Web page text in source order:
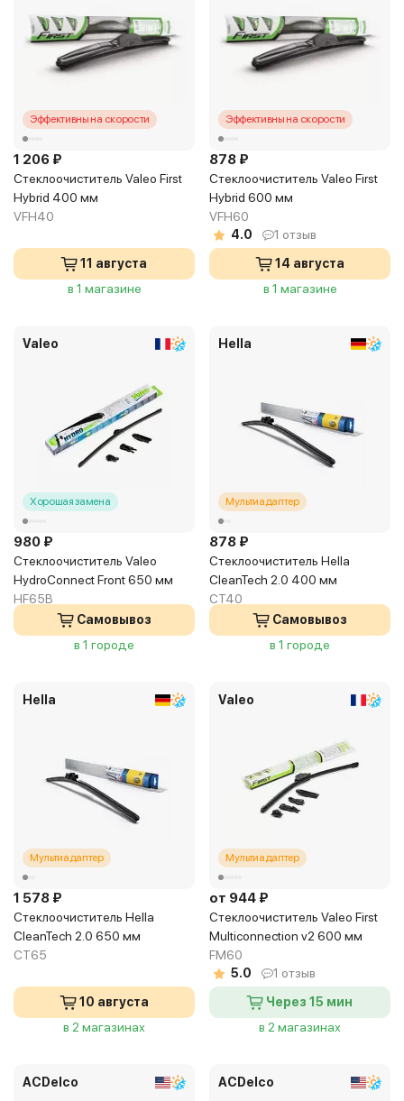
Эффективны на скорости
1 206 ₽
Стеклоочиститель Valeo First
Hybrid 400 мм
VFH40
11 августа
в 1 магазине
Эффективны на скорости
878 ₽
Стеклоочиститель Valeo First
Hybrid 600 мм
VFH60
4.0
1 отзыв
14 августа
в 1 магазине
Valeo
Хорошая замена
980 ₽
Стеклоочиститель Valeo
HydroConnect Front 650 мм
HF65B
Самовывоз
в 1 городе
Hella
Мультиадаптер
878 ₽
Стеклоочиститель Hella
CleanTech 2.0 400 мм
CT40
Самовывоз
в 1 городе
Hella
Мультиадаптер
1 578 ₽
Стеклоочиститель Hella
CleanTech 2.0 650 мм
CT65
10 августа
в 2 магазинах
Valeo
Мультиадаптер
от 944 ₽
Стеклоочиститель Valeo First
Multiconnection v2 600 мм
FM60
5.0
1 отзыв
Через 15 мин
в 2 магазинах
ACDelco ACDelco